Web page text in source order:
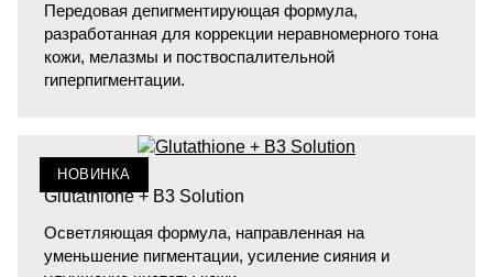
Передовая депигментирующая формула,
разработанная для коррекции неравномерного тона
кожи, мелазмы и поствоспалительной
гиперпигментации.
НОВИНКА
Glutathione + B3 Solution
Осветляющая формула, направленная на
уменьшение пигментации, усиление сияния и